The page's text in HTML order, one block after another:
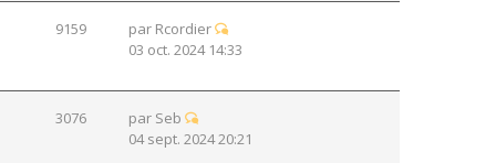
9159 par Rcordier
03 oct. 2024 14:33
3076 par Seb
04 sept. 2024 20:21